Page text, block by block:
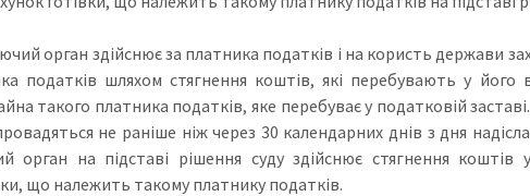
орган здійснює за платника податків і на користь держави
податків шляхом стягнення коштів, які перебувають у його
такого платника податків, яке перебуває у податковій
не раніше ніж через 30 календарних днів з дня
орган на підставі рішення суду здійснює стягнення коштів
що належить такому платнику податків.